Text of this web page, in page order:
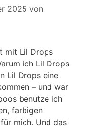
2025 von
mit Lil Drops
ich Lil Drops
Lil Drops eine
– und war
benutze ich
farbigen
mich. Und das